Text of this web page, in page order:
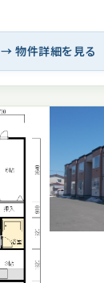
→ 物件詳細を見る